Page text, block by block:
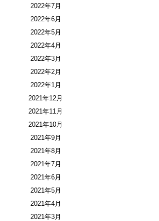
2022年7月
2022年6月
2022年5月
2022年4月
2022年3月
2022年2月
2022年1月
2021年12月
2021年11月
2021年10月
2021年9月
2021年8月
2021年7月
2021年6月
2021年5月
2021年4月
2021年3月